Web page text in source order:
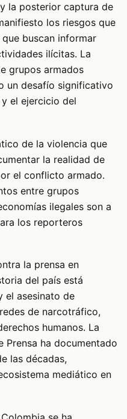
la posterior captura de
los riesgos que
buscan informar
ilícitas. La
grupos armados
un desafío significativo
el ejercicio del
de la violencia que
la realidad de
el conflicto armado.
entre grupos
ilegales son a
los reporteros
la prensa en
del país está
el asesinato de
de narcotráfico,
humanos. La
Prensa ha documentado
las décadas,
mediático en